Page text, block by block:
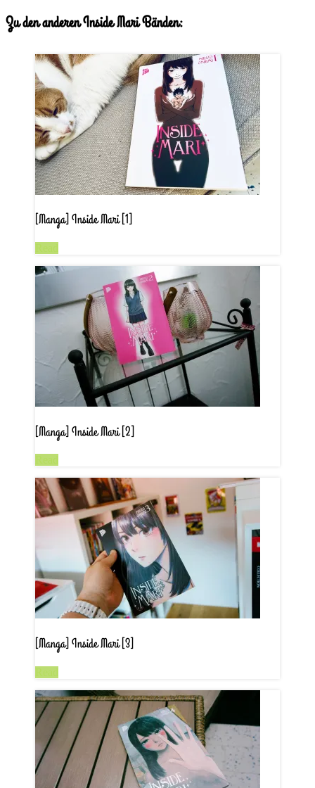
Zu den anderen Inside Mari Bänden:
[Manga] Inside Mari [1]
[Manga] Inside Mari [2]
[Manga] Inside Mari [3]